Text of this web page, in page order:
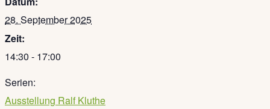
28. September 2025
Zeit:
14:30 - 17:00
Serien:
Ausstellung Ralf Kluthe